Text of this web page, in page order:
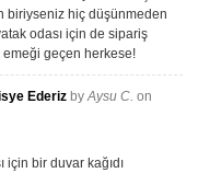
biriyseniz hiç düşünmeden
odası için de sipariş
geçen herkese!
Ederiz byAysu C. on
için bir duvar kağıdı